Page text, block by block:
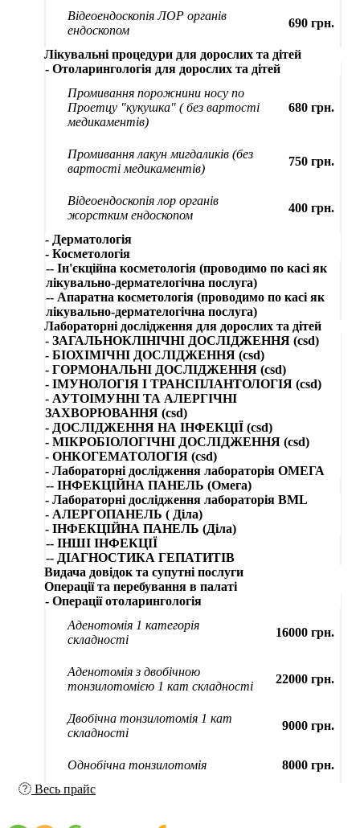
Відеоендоскопія ЛОР органів
ендоскопом
690 грн.
Лікувальні процедури для дорослих та дітей
- Отоларингологія для дорослих та дітей
Промивання порожнини носу по
Проетцу "кукушка" ( без вартості
медикаментів)
680 грн.
Промивання лакун мигдаликів (без
вартості медикаментів)
750 грн.
Відеоендоскопія лор органів
жорстким ендоскопом
400 грн.
- Дерматологія
- Косметологія
-- Ін'єкційна косметологія (проводимо по касі як
лікувально-дермателогічна послуга)
-- Апаратна косметологія (проводимо по касі як
лікувально-дермателогічна послуга)
Лабораторні дослідження для дорослих та дітей
- ЗАГАЛЬНОКЛІНІЧНІ ДОСЛІДЖЕННЯ (csd)
- БІОХІМІЧНІ ДОСЛІДЖЕННЯ (csd)
- ГОРМОНАЛЬНІ ДОСЛІДЖЕННЯ (csd)
- ІМУНОЛОГІЯ І ТРАНСПЛАНТОЛОГІЯ (csd)
- АУТОІМУННІ ТА АЛЕРГІЧНІ
ЗАХВОРЮВАННЯ (csd)
- ДОСЛІДЖЕННЯ НА ІНФЕКЦІЇ (csd)
- МІКРОБІОЛОГІЧНІ ДОСЛІДЖЕННЯ (csd)
- ОНКОГЕМАТОЛОГІЯ (csd)
- Лабораторні дослідження лабораторія ОМЕГА
-- ІНФЕКЦІЙНА ПАНЕЛЬ (Омега)
- Лабораторні дослідження лабораторія BML
- АЛЕРГОПАНЕЛЬ ( Діла)
- ІНФЕКЦІЙНА ПАНЕЛЬ (Діла)
-- ІНШІ ІНФЕКЦІЇ
-- ДІАГНОСТИКА ГЕПАТИТІВ
Видача довідок та супутні послуги
Операції та перебування в палаті
- Операції отоларингологія
Аденотомія 1 категорія
складності
16000 грн.
Аденотомія з двобічною
тонзилотомією 1 кат складності
22000 грн.
Двобічна тонзилотомія 1 кат
складності
9000 грн.
Однобічна тонзилотомія
8000 грн.
Весь прайс